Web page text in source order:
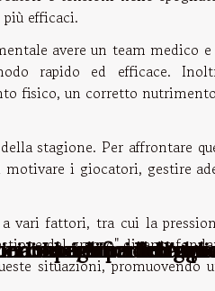
efficaci.
avere un team medico
rapido ed efficace.
fisico, un corretto
stagione. Per affrontare
i giocatori, gestire
vari fattori, tra cui la
del gruppo" diventa
situazioni, promuovendo
macchina del
un durag
consigli per una
I benefici
imparare a